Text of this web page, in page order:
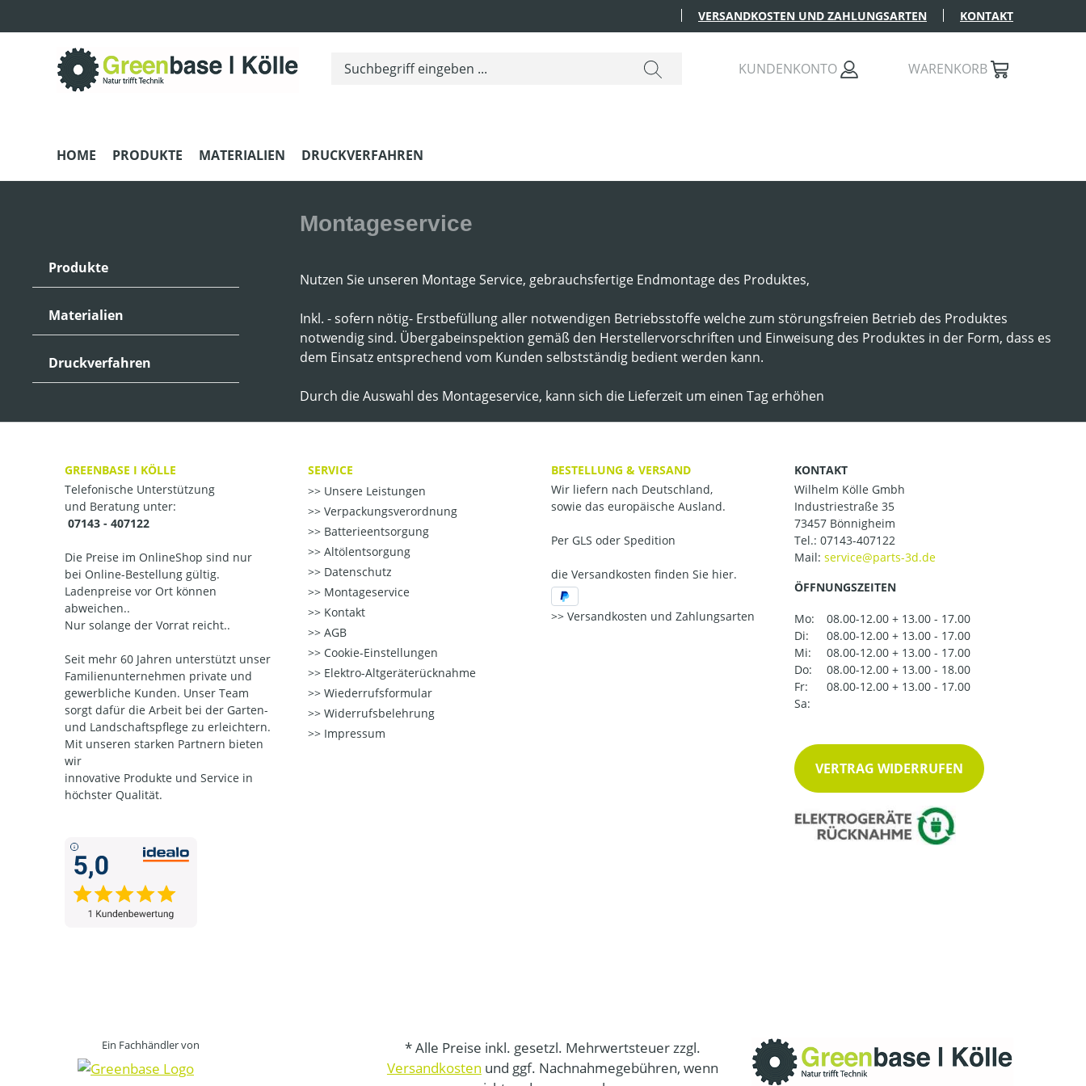
VERSANDKOSTEN UND ZAHLUNGSARTEN KONTAKT
KUNDENKONTO WARENKORB
HOME PRODUKTE MATERIALIEN DRUCKVERFAHREN
Produkte
Materialien
Druckverfahren
Montageservice
Nutzen Sie unseren Montage Service, gebrauchsfertige Endmontage des Produktes,
Inkl. - sofern nötig- Erstbefüllung aller notwendigen Betriebsstoffe welche zum störungsfreien Betrieb des Produktes
notwendig sind. Übergabeinspektion gemäß den Herstellervorschriften und Einweisung des Produktes in der Form, dass es
dem Einsatz entsprechend vom Kunden selbstständig bedient werden kann.
Durch die Auswahl des Montageservice, kann sich die Lieferzeit um einen Tag erhöhen
GREENBASE I KÖLLE
Telefonische Unterstützung
und Beratung unter:
07143 - 407122
Die Preise im OnlineShop sind nur
bei Online-Bestellung gültig.
Ladenpreise vor Ort können
abweichen..
Nur solange der Vorrat reicht..
Seit mehr 60 Jahren unterstützt unser
Familienunternehmen private und
gewerbliche Kunden. Unser Team
sorgt dafür die Arbeit bei der Garten-
und Landschaftspflege zu erleichtern.
Mit unseren starken Partnern bieten
wir
innovative Produkte und Service in
höchster Qualität.
SERVICE
Unsere Leistungen
Verpackungsverordnung
Batterieentsorgung
Altölentsorgung
Datenschutz
Montageservice
Kontakt
AGB
Cookie-Einstellungen
Elektro-Altgeräterücknahme
Wiederrufsformular
Widerrufsbelehrung
Impressum
BESTELLUNG & VERSAND
Wir liefern nach Deutschland,
sowie das europäische Ausland.
Per GLS oder Spedition
die Versandkosten finden Sie hier.
Versandkosten und Zahlungsarten
KONTAKT
Wilhelm Kölle Gmbh
Industriestraße 35
73457 Bönnigheim
Tel.: 07143-407122
Mail:
ÖFFNUNGSZEITEN
Mo:
08.00-12.00 + 13.00 - 17.00
Di:
08.00-12.00 + 13.00 - 17.00
Mi:
08.00-12.00 + 13.00 - 17.00
Do:
08.00-12.00 + 13.00 - 18.00
Fr:
08.00-12.00 + 13.00 - 17.00
Sa:
VERTRAG WIDERRUFEN
Ein Fachhändler von
* Alle Preise inkl. gesetzl. Mehrwertsteuer zzgl.
Versandkosten und ggf. Nachnahmegebühren, wenn